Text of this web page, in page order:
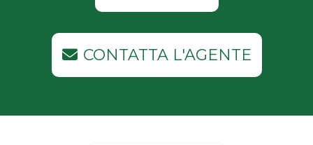
CONTATTA L'AGENTE
Industriali